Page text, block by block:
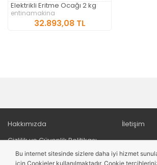
Elektrikli Eritme Ocağı 2 kg
entinamakina
32.893,08 TL
Hakkımızda
Gizlilik ve Güvenlik Politikası
Ödeme ve Teslimat
İletişim
Bu internet sitesinde sizlere daha iyi hizmet
için Cookieler kullanılmaktadır. Cookie